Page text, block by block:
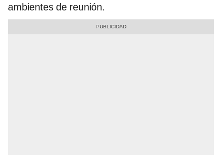
ambientes de reunión.